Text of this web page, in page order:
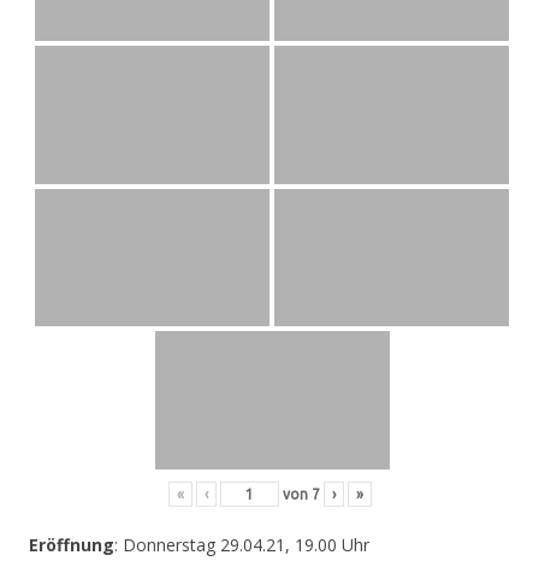
« ‹ von 7 › »
Eröffnung: Donnerstag 29.04.21, 19.00 Uhr